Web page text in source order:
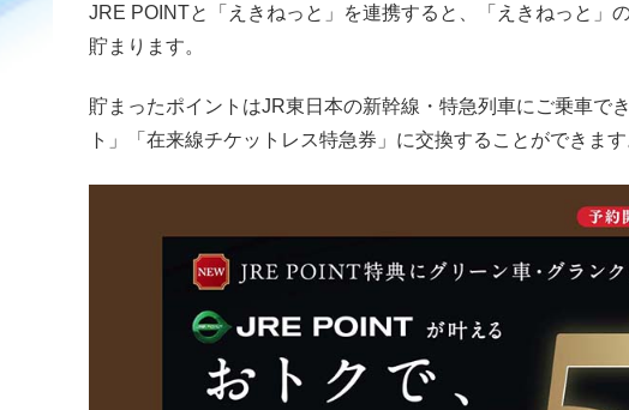
JRE POINTと「えきねっと」を連携すると、「えきねっと」
貯まります。
貯まったポイントはJR東日本の新幹線・特急列車にご乗車で
ト」「在来線チケットレス特急券」に交換することができます